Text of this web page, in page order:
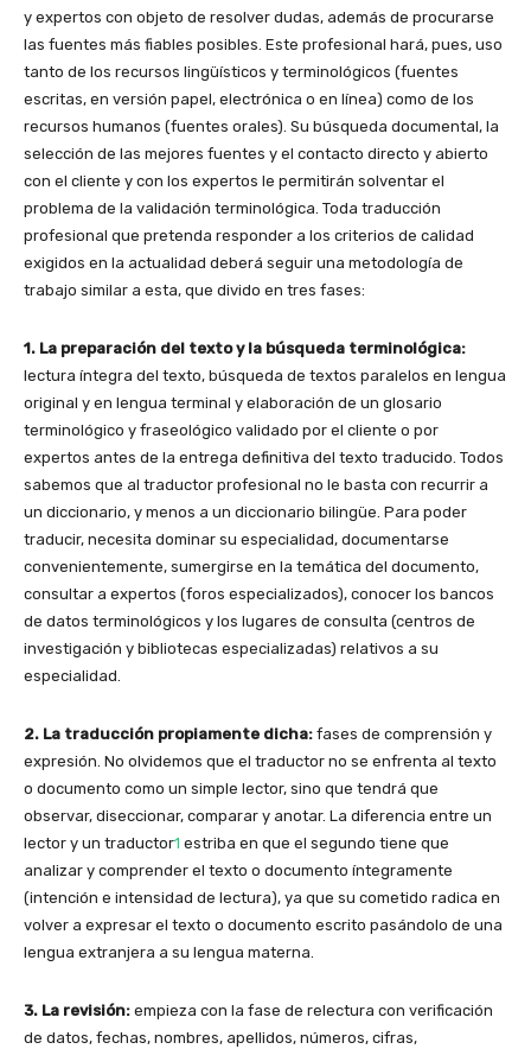
y expertos con objeto de resolver dudas, además de procurarse
las fuentes más fiables posibles. Este profesional hará, pues, uso
tanto de los recursos lingüísticos y terminológicos (fuentes
escritas, en versión papel, electrónica o en línea) como de los
recursos humanos (fuentes orales). Su búsqueda documental, la
selección de las mejores fuentes y el contacto directo y abierto
con el cliente y con los expertos le permitirán solventar el
problema de la validación terminológica. Toda traducción
profesional que pretenda responder a los criterios de calidad
exigidos en la actualidad deberá seguir una metodología de
trabajo similar a esta, que divido en tres fases:
1. La preparación del texto y la búsqueda terminológica:
lectura íntegra del texto, búsqueda de textos paralelos en lengua
original y en lengua terminal y elaboración de un glosario
terminológico y fraseológico validado por el cliente o por
expertos antes de la entrega definitiva del texto traducido. Todos
sabemos que al traductor profesional no le basta con recurrir a
un diccionario, y menos a un diccionario bilingüe. Para poder
traducir, necesita dominar su especialidad, documentarse
convenientemente, sumergirse en la temática del documento,
consultar a expertos (foros especializados), conocer los bancos
de datos terminológicos y los lugares de consulta (centros de
investigación y bibliotecas especializadas) relativos a su
especialidad.
2. La traducción propiamente dicha: fases de comprensión y
expresión. No olvidemos que el traductor no se enfrenta al texto
o documento como un simple lector, sino que tendrá que
observar, diseccionar, comparar y anotar. La diferencia entre un
lector y un traductor1 estriba en que el segundo tiene que
analizar y comprender el texto o documento íntegramente
(intención e intensidad de lectura), ya que su cometido radica en
volver a expresar el texto o documento escrito pasándolo de una
lengua extranjera a su lengua materna.
3. La revisión: empieza con la fase de relectura con verificación
de datos, fechas, nombres, apellidos, números, cifras,